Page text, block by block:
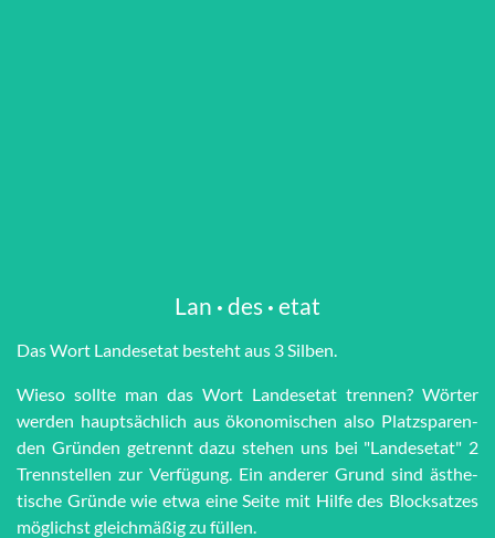
Lan · des · etat
Das Wort Lan­des­etat besteht aus 3 Silben.
Wieso sollte man das Wort Lan­des­etat trennen? Wörter
werden haupt­sächlich aus öko­no­mi­schen also Platz­spar­en­
den Grün­den getrennt dazu stehen uns bei "Lan­des­etat" 2
Trenn­stel­len zur Ver­fü­gung. Ein anderer Grund sind äs­the­
tische Grün­de wie et­wa eine Seite mit Hilfe des Block­satzes
möglichst gleich­mä­ßig zu füllen.